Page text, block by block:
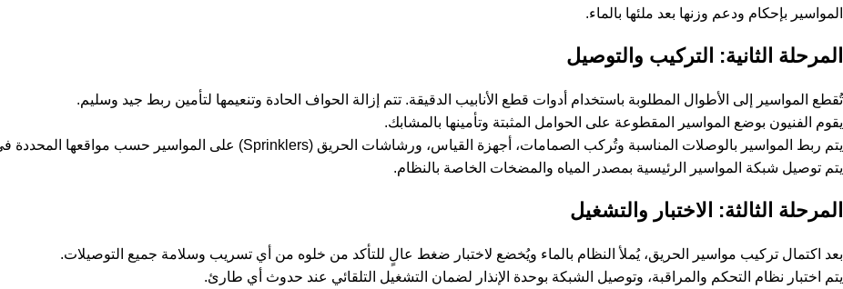
المواسير بإحكام ودعم وزنها بعد ملئها بالماء.
المرحلة الثانية: التركيب والتوصيل
تُقطع المواسير إلى الأطوال المطلوبة باستخدام أدوات قطع الأنابيب الدقيقة. تتم إزالة الحواف الحادة وتنعيمها لتأمين ربط جيد وسليم.
يقوم الفنيون بوضع المواسير المقطوعة على الحوامل المثبتة وتأمينها بالمشابك.
يتم ربط المواسير بالوصلات المناسبة وتُركب الصمامات، أجهزة القياس، ورشاشات الحريق (Sprinklers) على المواسير حسب مواقعها المحددة في التصميم.
يتم توصيل شبكة المواسير الرئيسية بمصدر المياه والمضخات الخاصة بالنظام.
المرحلة الثالثة: الاختبار والتشغيل
بعد اكتمال تركيب مواسير الحريق، يُملأ النظام بالماء ويُخضع لاختبار ضغط عالٍ للتأكد من خلوه من أي تسريب وسلامة جميع التوصيلات.
يتم اختبار نظام التحكم والمراقبة، وتوصيل الشبكة بوحدة الإنذار لضمان التشغيل التلقائي عند حدوث أي طارئ.